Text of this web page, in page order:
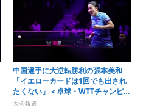
中国選手に大逆転勝利の張本美和
「イエローカードは1回でも出され
たくない」＜卓球・WTTチャンピオ
ンズ横浜2026＞
大会報道